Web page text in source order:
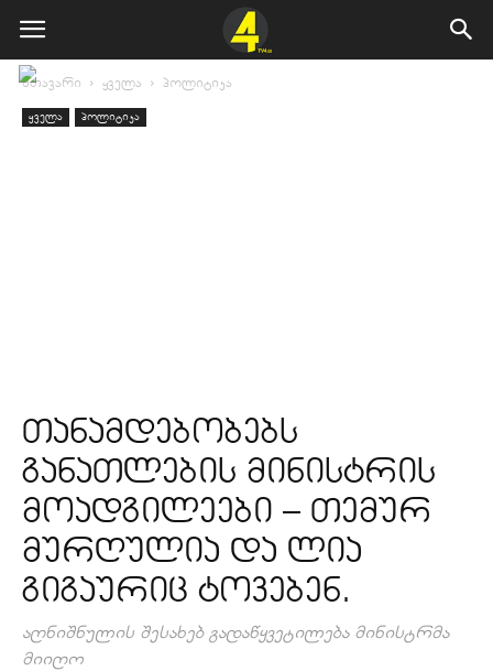
მთავარი ყველა პოლიტიკა
ყველა პოლიტიკა
თანამდებობებს
განათლების მინისტრის
მოადგილეები – თემურ
მურღულია და ლია
გიგაურიც ტოვებენ.
აღნიშნულის შესახებ გადაწყვეტილება მინისტრმა
მიიღო